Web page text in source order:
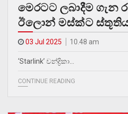
මෙරටට ලබාදීම ගැන
ඊලොන් මස්ක්ට
03 Jul 2025 10.48 am
‘Starlink’ චන්ද්‍රිකා…
CONTINUE READING